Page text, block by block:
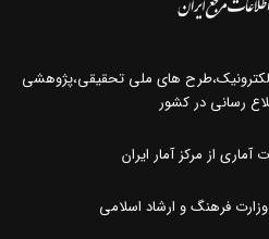
های ملی تحقیقی،پژوهشی
رسانی در کشور
از مرکز آمار ایران
فرهنگ و ارشاد اسلامی